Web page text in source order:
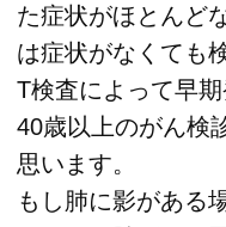
た症状がほとんど
は症状がなくても
T検査によって早
40歳以上のがん検
思います。
もし肺に影がある